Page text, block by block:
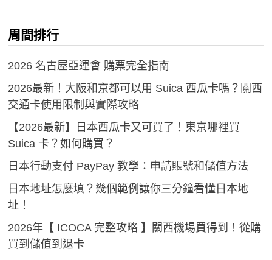
周間排行
2026 名古屋亞運會 購票完全指南
2026最新！大阪和京都可以用 Suica 西瓜卡嗎？關西
交通卡使用限制與實際攻略
【2026最新】日本西瓜卡又可買了！東京哪裡買
Suica 卡？如何購買？
日本行動支付 PayPay 教學：申請賬號和儲值方法
日本地址怎麼填？幾個範例讓你三分鐘看懂日本地
址！
2026年【 ICOCA 完整攻略 】關西機場買得到！從購
買到儲值到退卡